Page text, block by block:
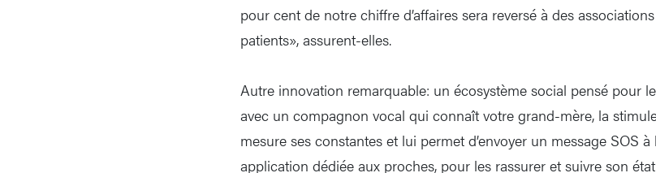
pour cent de notre chiffre d’affaires sera reversé à des
patients», assurent-elles.
Autre innovation remarquable: un écosystème social pensé pour
avec un compagnon vocal qui connaît votre grand-mère, la
mesure ses constantes et lui permet d’envoyer un message SOS
application dédiée aux proches, pour les rassurer et suivre son